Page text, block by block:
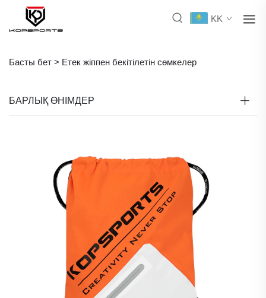
KK
Басты бет > Етек жіппен бекітілетін сөмкелер
БАРЛЫҚ ӨНІМДЕР